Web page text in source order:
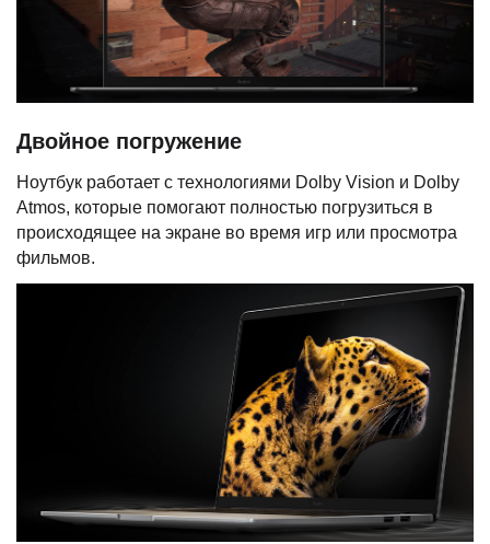
Двойное погружение
Ноутбук работает с технологиями Dolby Vision и Dolby
Atmos, которые помогают полностью погрузиться в
происходящее на экране во время игр или просмотра
фильмов.